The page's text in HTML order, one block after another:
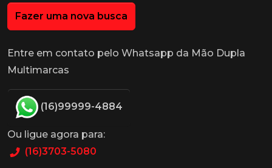
Fazer uma nova busca
Entre em contato pelo Whatsapp da Mão Dupla
Multimarcas
(16)99999-4884
Ou ligue agora para:
(16)3703-5080